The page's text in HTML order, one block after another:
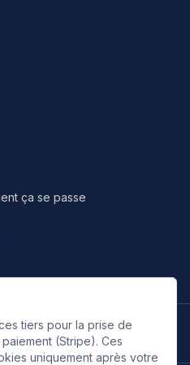
tiers pour la prise de
(Stripe). Ces
uniquement après votre
ça se passe
🇷🇺
RusseRU🇮🇷
Persan
FA